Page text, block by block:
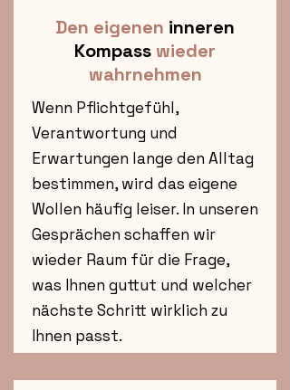
Den eigenen inneren
Kompass wieder
wahrnehmen
Wenn Pflichtgefühl,
Verantwortung und
Erwartungen lange den Alltag
bestimmen, wird das eigene
Wollen häufig leiser. In unseren
Gesprächen schaffen wir
wieder Raum für die Frage,
was Ihnen guttut und welcher
nächste Schritt wirklich zu
Ihnen passt.